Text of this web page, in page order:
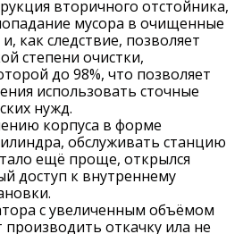
вторичного отстойника,
мусора в очищенные
как следствие, позволяет
степени очистки,
до 98%, что позволяет
использовать сточные
нужд.
корпуса в форме
обслуживать станцию
ещё проще, открылся
доступ к внутреннему
с увеличенным объёмом
производить откачку ила не